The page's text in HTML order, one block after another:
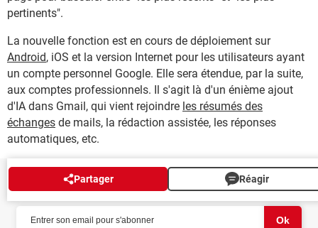
pertinents".
La nouvelle fonction est en cours de déploiement sur
Android, iOS et la version Internet pour les utilisateurs ayant
un compte personnel Google. Elle sera étendue, par la suite,
aux comptes professionnels. Il s'agit là d'un énième ajout
d'IA dans Gmail, qui vient rejoindre les résumés des
échanges de mails, la rédaction assistée, les réponses
automatiques, etc.
Partager Réagir
NEWSLETTER